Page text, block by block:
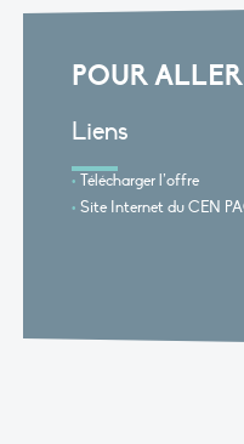
POUR
Liens
Télécharger l’offre
Site Internet du CEN